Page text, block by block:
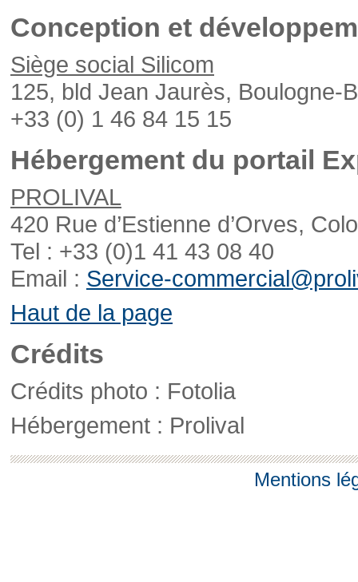
Conception et
Siège social Silicom
125, bld Jean Jaurès, Boulogne-
+33 (0) 1 46 84 15 15
Hébergement du portail
PROLIVAL
420 Rue d’Estienne d’Orves,
Tel : +33 (0)1 41 43 08 40
Email : Service-
Haut de la page
Crédits
Crédits photo : Fotolia
Hébergement : Prolival
Mentions